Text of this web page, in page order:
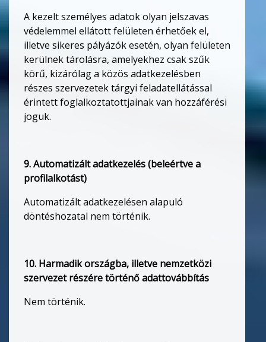
A kezelt személyes adatok olyan jelszavas
védelemmel ellátott felületen érhetőek el,
illetve sikeres pályázók esetén, olyan felületen
kerülnek tárolásra, amelyekhez csak szűk
körű, kizárólag a közös adatkezelésben
részes szervezetek tárgyi feladatellátással
érintett foglalkoztatottjainak van hozzáférési
joguk.
9. Automatizált adatkezelés (beleértve a
profilalkotást)
Automatizált adatkezelésen alapuló
döntéshozatal nem történik.
10. Harmadik országba, illetve nemzetközi
szervezet részére történő adattovábbítás
Nem történik.